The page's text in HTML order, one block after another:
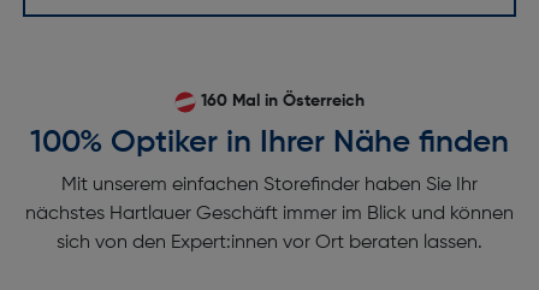
160 Mal in Österreich
100% Optiker in Ihrer Nähe finden
Mit unserem einfachen Storefinder haben Sie Ihr
nächstes Hartlauer Geschäft immer im Blick und können
sich von den Expert:innen vor Ort beraten lassen.